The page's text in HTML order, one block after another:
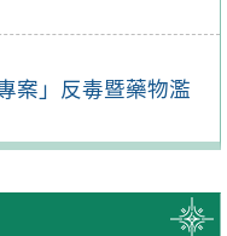
案」反毒暨藥物濫